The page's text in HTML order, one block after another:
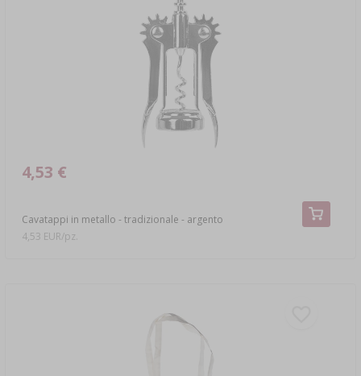
Cavatappi in metallo - tradizionale - argento
4,53 €
4,53 EUR/pz.